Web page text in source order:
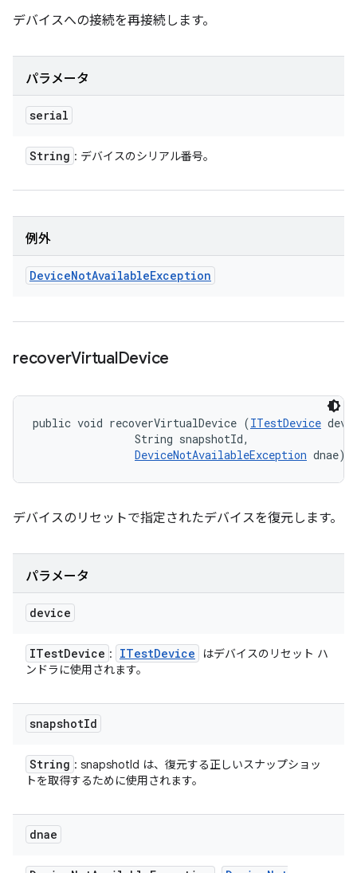
デバイスへの接続を再接続します。
パラメータ
serial
String : デバイスのシリアル番号。
例外
DeviceNotAvailableException
recoverVirtualDevice
public void recoverVirtualDevice (ITestDevice
                String snapshotId,
DeviceNotAvailableException dnae)
デバイスのリセットで指定されたデバイスを復元します。
パラメータ
device
ITestDevice : ITestDevice
はデバイスのリセット ハ
ンドラに使用されます。
snapshotId
String : snapshotId は、復元する正しいスナップショッ
トを取得するために使用されます。
dnae